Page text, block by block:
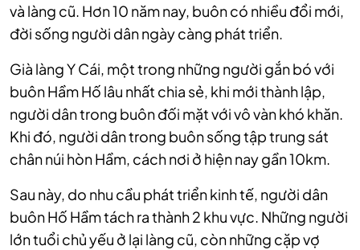
và làng cũ. Hơn 10 năm nay, buôn có nhiều đổi mới,
đời sống người dân ngày càng phát triển.
Già làng Y Cái, một trong những người gắn bó với
buôn Hầm Hố lâu nhất chia sẻ, khi mới thành lập,
người dân trong buôn đối mặt với vô vàn khó khăn.
Khi đó, người dân trong buôn sống tập trung sát
chân núi hòn Hầm, cách nơi ở hiện nay gần 10km.
Sau này, do nhu cầu phát triển kinh tế, người dân
buôn Hố Hầm tách ra thành 2 khu vực. Những người
lớn tuổi chủ yếu ở lại làng cũ, còn những cặp vợ